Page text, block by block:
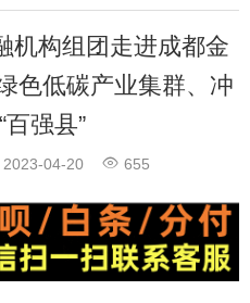
机构组团走进成都金
色低碳产业集群、冲
百强县”
2023-04-20  655